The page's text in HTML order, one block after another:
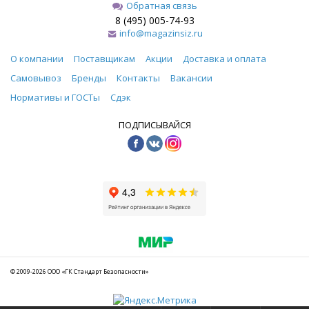
Обратная связь
8 (495) 005-74-93
info@magazinsiz.ru
О компании Поставщикам Акции
Доставка и оплата
Самовывоз
Бренды Контакты
Вакансии
Нормативы и ГОСТы
Сдэк
ПОДПИСЫВАЙСЯ
© 2009-2026 ООО «ГК Стандарт Безопасности»